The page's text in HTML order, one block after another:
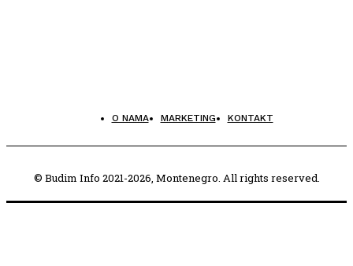
O NAMA MARKETING KONTAKT
© Budim Info 2021-2026, Montenegro. All rights reserved.